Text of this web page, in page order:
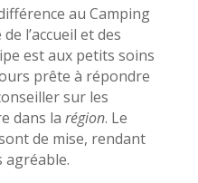
au Camping
l’accueil et des
est aux petits soins
prête à répondre
sur les
dans la région. Le
de mise, rendant